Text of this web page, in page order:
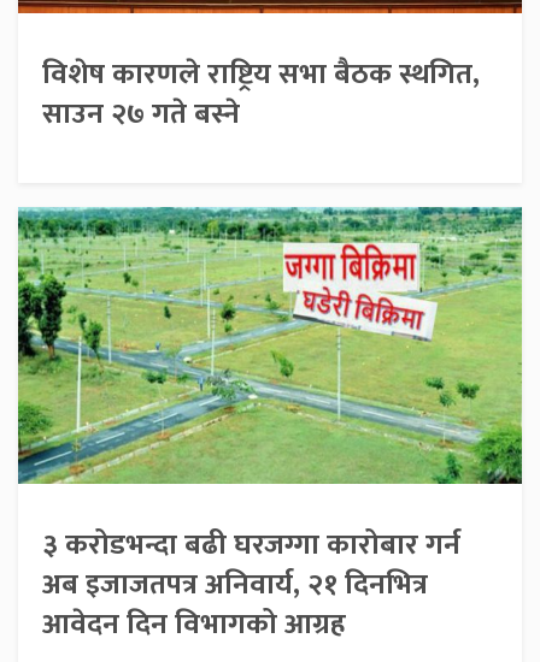
विशेष कारणले राष्ट्रिय सभा बैठक स्थगित,
साउन २७ गते बस्ने
३ करोडभन्दा बढी घरजग्गा कारोबार गर्न
अब इजाजतपत्र अनिवार्य, २१ दिनभित्र
आवेदन दिन विभागको आग्रह